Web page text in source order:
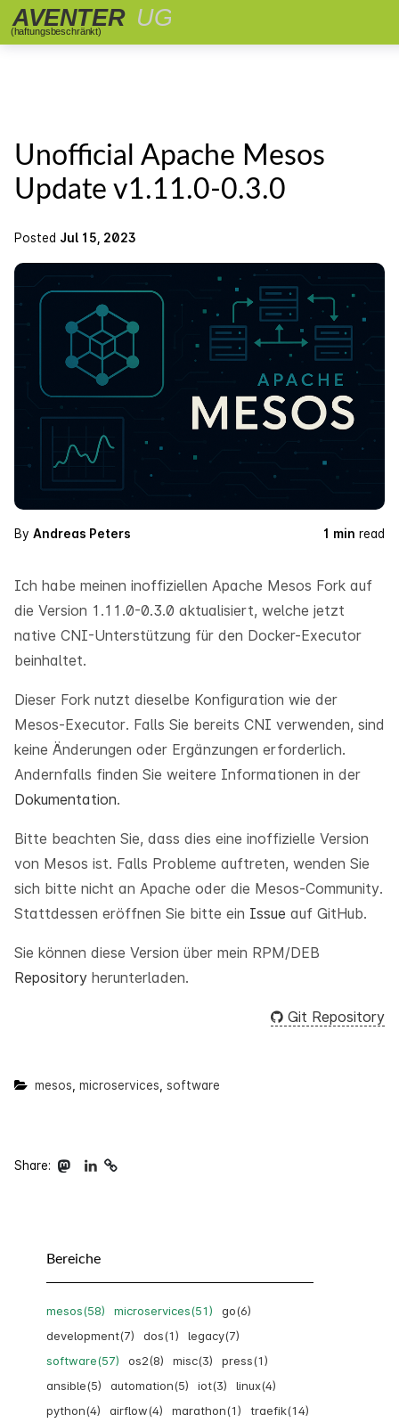
Unofficial Apache Mesos
Update v1.11.0-0.3.0
Posted Jul 15, 2023
By Andreas Peters 1 min read
Ich habe meinen inoffiziellen Apache Mesos Fork auf
die Version 1.11.0-0.3.0 aktualisiert, welche jetzt
native CNI-Unterstützung für den Docker-Executor
beinhaltet.
Dieser Fork nutzt dieselbe Konfiguration wie der
Mesos-Executor. Falls Sie bereits CNI verwenden, sind
keine Änderungen oder Ergänzungen erforderlich.
Andernfalls finden Sie weitere Informationen in der
Dokumentation.
Bitte beachten Sie, dass dies eine inoffizielle Version
von Mesos ist. Falls Probleme auftreten, wenden Sie
sich bitte nicht an Apache oder die Mesos-Community.
Stattdessen eröffnen Sie bitte ein Issue auf GitHub.
Sie können diese Version über mein RPM/DEB
Repository herunterladen.
Git Repository
mesos microservices software
Share
Bereiche
mesos(58) microservices(51)
go(6)
development(7)
dos(1)
legacy(7)
software(57)
os2(8) misc(3)
press(1)
ansible(5)
automation(5) iot(3)
linux(4)
python(4)
airflow(4) marathon(1)
traefik(14)